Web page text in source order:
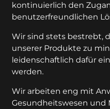
kontinuierlich den
benutzerfreundlichen
Wir sind stets bestrebt,
unserer Produkte zu
leidenschaftlich dafür
werden.
Wir arbeiten eng mit
Gesundheitswesen und